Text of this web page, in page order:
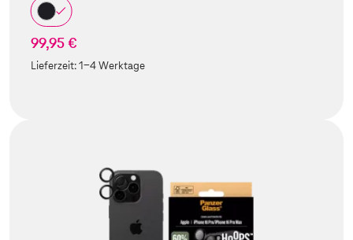
99,95 €
Lieferzeit:1-4 Werktage